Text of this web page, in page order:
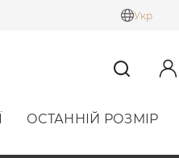
Укр
ОСТАННІЙ РОЗМІР